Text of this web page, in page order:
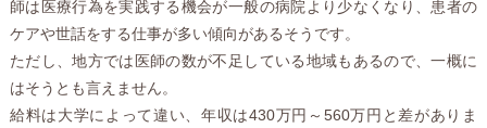
師は医療行為を実践する機会が一般の病院より少なくなり、患者の
ケアや世話をする仕事が多い傾向があるそうです。
ただし、地方では医師の数が不足している地域もあるので、一概に
はそうとも言えません。
給料は大学によって違い、年収は430万円～560万円と差がありま